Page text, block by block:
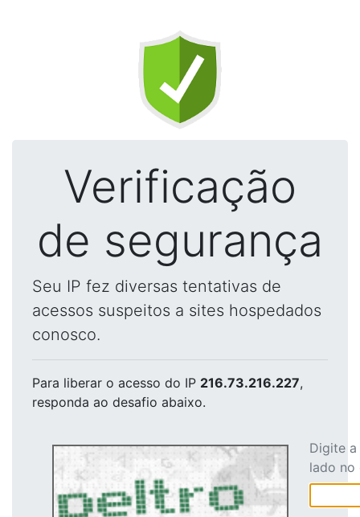
Verificação
de segurança
Seu IP fez diversas tentativas de
acessos suspeitos a sites hospedados
conosco.
Para liberar o acesso do IP 216.73.216.227,
responda ao desafio abaixo.
Digite
lado no